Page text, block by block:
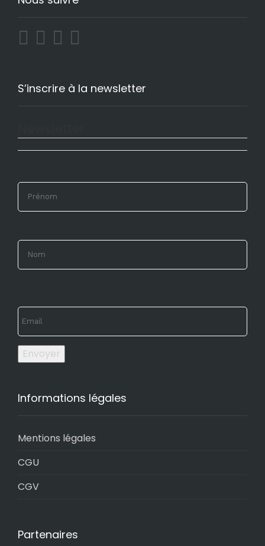
S’inscrire à la newsletter
Envoyer
Informations légales
Mentions légales
CGU
CGV
Partenaires